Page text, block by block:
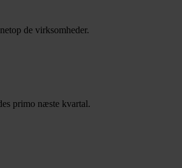
de virksomheder.
primo næste kvartal.